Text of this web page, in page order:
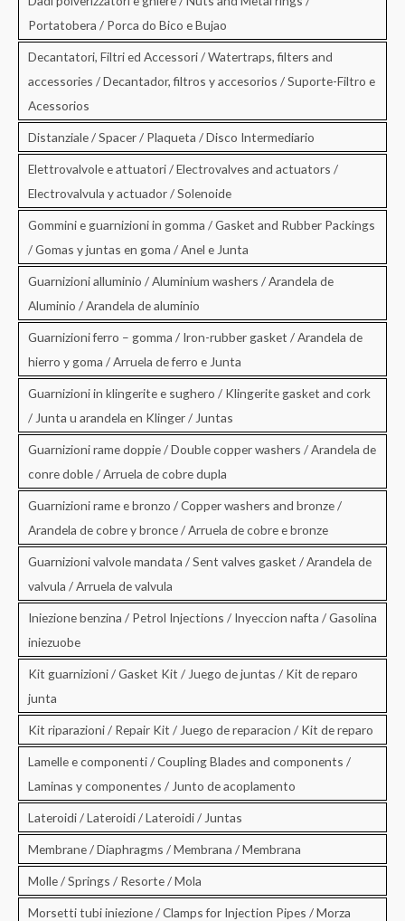
Portatobera / Porca do Bico e Bujao
Decantatori, Filtri ed Accessori / Watertraps, filters and
accessories / Decantador, filtros y accesorios / Suporte-Filtro e
Acessorios
Distanziale / Spacer / Plaqueta / Disco Intermediario
Elettrovalvole e attuatori / Electrovalves and actuators /
Electrovalvula y actuador / Solenoide
Gommini e guarnizioni in gomma / Gasket and Rubber Packings
/ Gomas y juntas en goma / Anel e Junta
Guarnizioni alluminio / Aluminium washers / Arandela de
Aluminio / Arandela de aluminio
Guarnizioni ferro – gomma / Iron-rubber gasket / Arandela de
hierro y goma / Arruela de ferro e Junta
Guarnizioni in klingerite e sughero / Klingerite gasket and cork
/ Junta u arandela en Klinger / Juntas
Guarnizioni rame doppie / Double copper washers / Arandela de
conre doble / Arruela de cobre dupla
Guarnizioni rame e bronzo / Copper washers and bronze /
Arandela de cobre y bronce / Arruela de cobre e bronze
Guarnizioni valvole mandata / Sent valves gasket / Arandela de
valvula / Arruela de valvula
Iniezione benzina / Petrol Injections / Inyeccion nafta / Gasolina
iniezuobe
Kit guarnizioni / Gasket Kit / Juego de juntas / Kit de reparo
junta
Kit riparazioni / Repair Kit / Juego de reparacion / Kit de reparo
Lamelle e componenti / Coupling Blades and components /
Laminas y componentes / Junto de acoplamento
Lateroidi / Lateroidi / Lateroidi / Juntas
Membrane / Diaphragms / Membrana / Membrana
Molle / Springs / Resorte / Mola
Morsetti tubi iniezione / Clamps for Injection Pipes / Morza